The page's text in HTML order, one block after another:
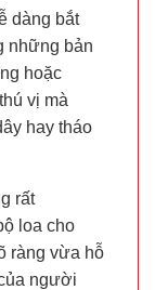
dàng bắt
những bản
hoặc
vị mà
hay tháo
rất
loa cho
ràng vừa hỗ
người